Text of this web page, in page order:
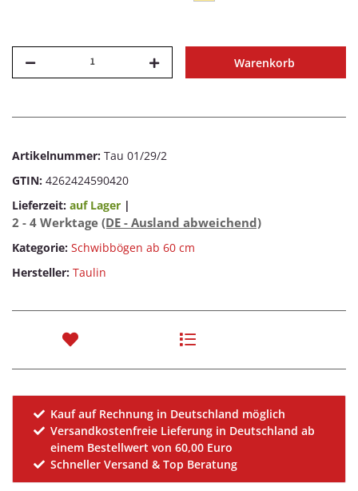
Warenkorb
Artikelnummer: Tau 01/29/2
GTIN: 4262424590420
Lieferzeit: auf Lager |
2 - 4 Werktage (DE - Ausland abweichend)
Kategorie: Schwibbögen ab 60 cm
Hersteller: Taulin
Kauf auf Rechnung in Deutschland möglich
Versandkostenfreie Lieferung in Deutschland ab
einem Bestellwert von 60,00 Euro
Schneller Versand & Top Beratung